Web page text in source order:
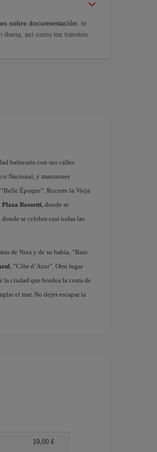
sobre documentación: te
Iberia, así como los trámites
balneario con sus calles
Nacional, y mansiones
Époque”. Recorre la Vieja
Plaza Rossetti , donde se
, donde se celebra casi todas las
de Niza y de su bahía, “Baie
, “Côte d’Azur”. Otro lugar
la ciudad que bordea la costa de
el mar. No dejes escapar la
19,00 €